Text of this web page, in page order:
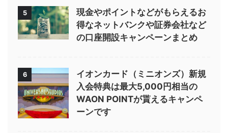
5
現金やポイントなどがもらえるお
得なネットバンクや証券会社など
の口座開設キャンペーンまとめ
6
イオンカード（ミニオンズ）新規
入会特典は最大5,000円相当の
WAON POINTが貰えるキャンペ
ーンです